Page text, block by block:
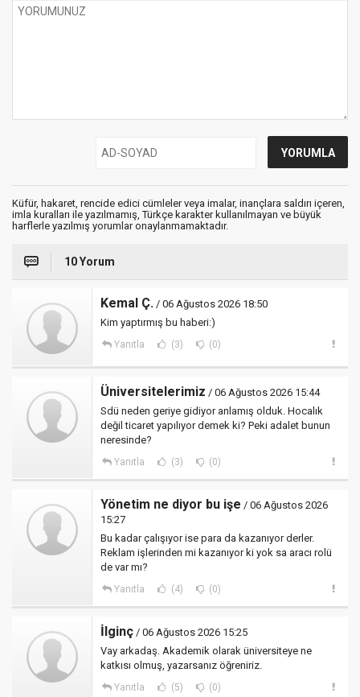
Küfür, hakaret, rencide edici cümleler veya imalar, inançlara saldırı içeren,
imla kuralları ile yazılmamış, Türkçe karakter kullanılmayan ve büyük
harflerle yazılmış yorumlar onaylanmamaktadır.
10 Yorum
Kemal Ç. / 06 Ağustos 2026 18:50
Kim yaptırmış bu haberi:)
Yanıtla (3) (0)
Üniversitelerimiz / 06 Ağustos 2026 15:44
Sdü neden geriye gidiyor anlamış olduk. Hocalık
değil ticaret yapılıyor demek ki? Peki adalet bunun
neresinde?
Yanıtla (3) (0)
Yönetim ne diyor bu işe / 06 Ağustos 2026
15:27
Bu kadar çalışıyor ise para da kazanıyor derler.
Reklam işlerinden mi kazanıyor ki yok sa aracı rolü
de var mı?
Yanıtla (4) (0)
İlginç / 06 Ağustos 2026 15:25
Vay arkadaş. Akademik olarak üniversiteye ne
katkısı olmuş, yazarsanız öğreniriz.
Yanıtla (5) (0)